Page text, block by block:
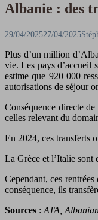
Albanie : des
Posted
29/04/202527/04/2025
Plus d’un million
vie. Les pays d’accueil
estime que 920 000
autorisations de séjour
Conséquence directe
celles relevant du
En 2024, ces transferts
La Grèce et l’Italie sont
Cependant, ces
conséquence, ils
Sources : ATA,